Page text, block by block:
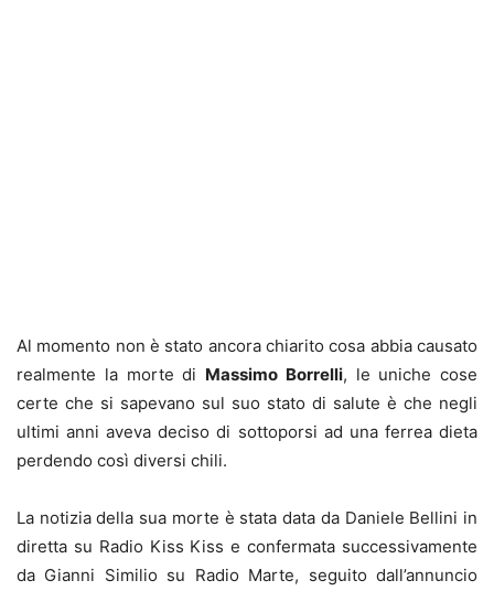
Al momento non è stato ancora chiarito cosa abbia causato
realmente la morte di Massimo Borrelli, le uniche cose
certe che si sapevano sul suo stato di salute è che negli
ultimi anni aveva deciso di sottoporsi ad una ferrea dieta
perdendo così diversi chili.
La notizia della sua morte è stata data da Daniele Bellini in
diretta su Radio Kiss Kiss e confermata successivamente
da Gianni Similio su Radio Marte, seguito dall’annuncio